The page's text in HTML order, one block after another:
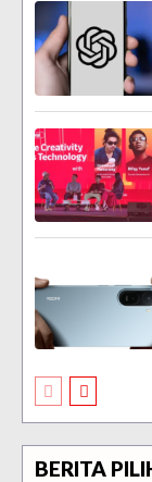
BERITA